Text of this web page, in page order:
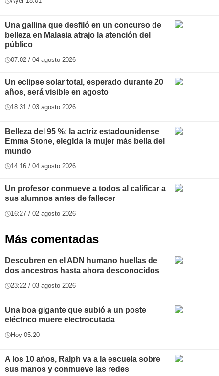
Una gallina que desfiló en un concurso de
belleza en Malasia atrajo la atención del
público
07:02 / 04 agosto 2026
Un eclipse solar total, esperado durante 20
años, será visible en agosto
18:31 / 03 agosto 2026
Belleza del 95 %: la actriz estadounidense
Emma Stone, elegida la mujer más bella del
mundo
14:16 / 04 agosto 2026
Un profesor conmueve a todos al calificar a
sus alumnos antes de fallecer
16:27 / 02 agosto 2026
Más comentadas
Descubren en el ADN humano huellas de
dos ancestros hasta ahora desconocidos
23:22 / 03 agosto 2026
Una boa gigante que subió a un poste
eléctrico muere electrocutada
Hoy 05:20
A los 10 años, Ralph va a la escuela sobre
sus manos y conmueve las redes